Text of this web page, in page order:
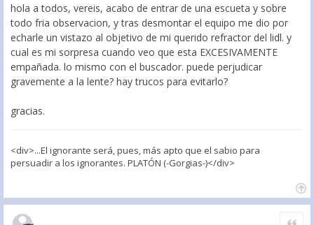
hola a todos, vereis, acabo de entrar de una escueta y sobre
todo fria observacion, y tras desmontar el equipo me dio por
echarle un vistazo al objetivo de mi querido refractor del lidl. y
cual es mi sorpresa cuando veo que esta EXCESIVAMENTE
empañada. lo mismo con el buscador. puede perjudicar
gravemente a la lente? hay trucos para evitarlo?
gracias.
<div>...El ignorante será, pues, más apto que el sabio para
persuadir a los ignorantes. PLATÓN (-Gorgias-)</div>
Citar